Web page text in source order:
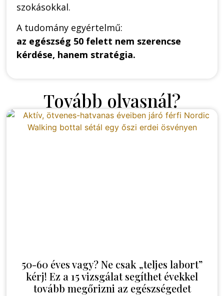
szokásokkal.
A tudomány egyértelmű:
az egészség 50 felett nem szerencse
kérdése, hanem stratégia.
Tovább olvasnál?
50-60 éves vagy? Ne csak „teljes labort”
kérj! Ez a 15 vizsgálat segíthet évekkel
tovább megőrizni az egészségedet